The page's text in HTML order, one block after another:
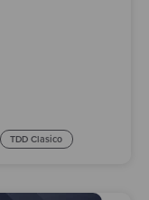
TDD Clasico